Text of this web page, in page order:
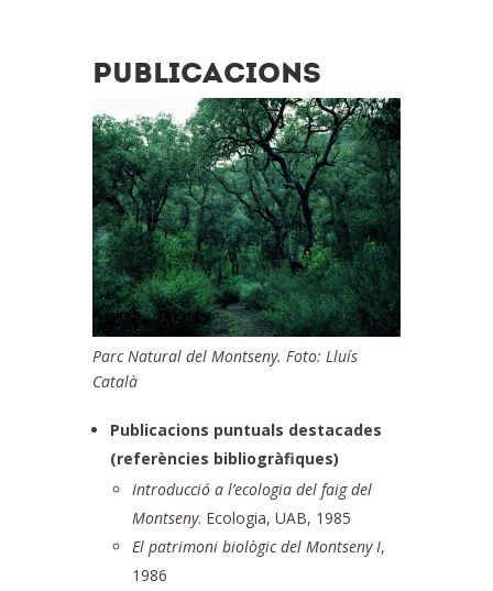
PUBLICACIONS
Parc Natural del Montseny. Foto: Lluís
Català
Publicacions puntuals destacades
(referències bibliogràfiques)
Introducció a l’ecologia del faig del
Montseny. Ecologia, UAB, 1985
El patrimoni biològic del Montseny I,
1986